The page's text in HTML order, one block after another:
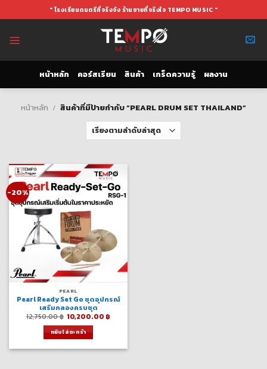
to
" โรงเรียนดนตรีที่จริงจัง ร้านขายที่จริงใจ TEMPO MUSIC "
หน้าหลัก คอร์สเรียน สินค้า เกร็ดความรู้ ผลงาน
หน้าหลัก / สินค้าที่มีป้ายกำกับ “PEARL DRUM SET THAILAND”
-20%
PEARL
Pearl Ready Set Go ชุดอุปกรณ์
เสริมกลองครบชุด
12,750.00฿ Original
price
was:
12,750.00 ฿.
10,200.00 ฿
หยิบใส่ตะกร้า